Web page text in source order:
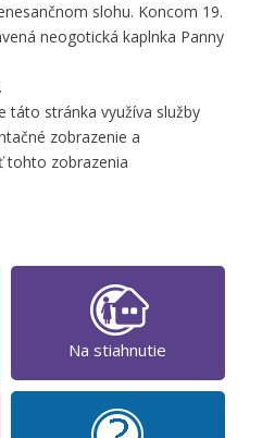
slohu. Koncom 19.
neogotická kaplnka Panny
táto stránka využíva služby
zobrazenie a
tohto zobrazenia
Na stiahnutie